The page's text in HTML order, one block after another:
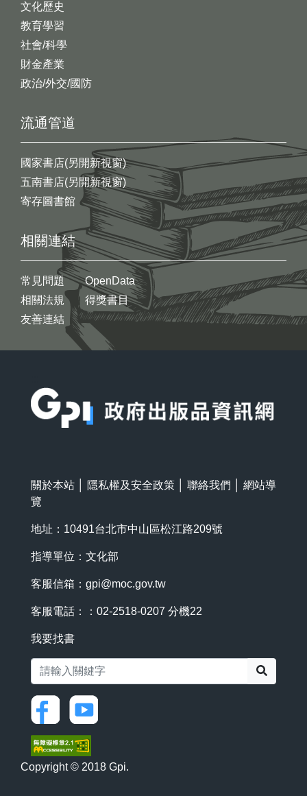
文化歷史
教育學習
社會/科學
財金產業
政治/外交/國防
流通管道
國家書店(另開新視窗)
五南書店(另開新視窗)
寄存圖書館
相關連結
常見問題
相關法規
友善連結
OpenData
得獎書目
關於本站 隱私權及安全政策 聯絡我們
網站導
覽
地址：10491台北市中山區松江路209號
指導單位：文化部
客服信箱： gpi@moc.gov.tw
客服電話：：02-2518-0207 分機22
我要找書
Copyright © 2018 Gpi.